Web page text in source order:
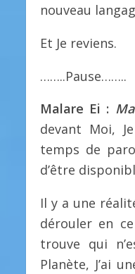
nouveau
Et Je reviens.
……..Pause……..
Malare Ei :
devant Moi,
temps de
d’être
Il y a une
dérouler en
trouve qui
Planète, J’ai